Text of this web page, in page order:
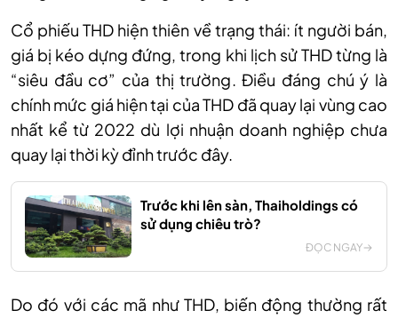
Cổ phiếuTHD hiện thiên về trạng thái: ít người bán,
giá bị kéo dựng đứng, trong khi lịch sử THD từng là
“siêu đầu cơ” của thị trường.Điều đáng chú ý là
chính mức giá hiện tại của THD đã quay lại vùng cao
nhất kể từ 2022 dù lợi nhuận doanh nghiệp chưa
quay lại thời kỳ đỉnh trước đây.
Trước khi lên sàn, Thaiholdings có
sử dụng chiêu trò?
ĐỌC NGAY
Do đó với các mã như THD, biến động thường rất